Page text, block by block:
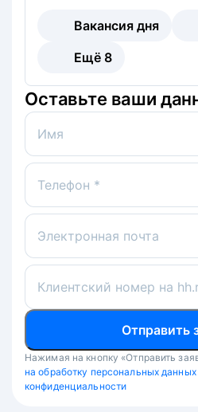
Вакансия дня
Ещё 8
Оставьте ваши
Имя
Телефон *
Электронная почта
Клиентский номер на
Отправить
Нажимая на кнопку «Отправить
на обработку персональных
конфиденциальности